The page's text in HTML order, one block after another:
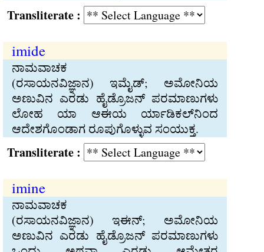
:
imide
ನಾಮವಾಚಕ
(ರಸಾಯನವಿಜ್ಞಾನ) ಇಮೈಡ್‍; ಅಮೋನಿಯ
ಅಣುವಿನ ಎರಡು ಹೈಡ್ರೊಜನ್‍ ಪರಮಾಣುಗಳು
ಲೋಹ ಯಾ ಆಈಯ ರ್ಯಾಡಿಕಲ್‍ನಿಂದ
ಆದೇಶಗೊಂಡಾಗ ರೂಪುಗೊಳ್ಳುವ ಸಂಯುಕ್ತ.
:
imine
ನಾಮವಾಚಕ
(ರಸಾಯನವಿಜ್ಞಾನ) ಇಈನ್‍; ಅಮೋನಿಯ
ಅಣುವಿನ ಎರಡು ಹೈಡ್ರೊಜನ್‍ ಪರಮಾಣುಗಳು